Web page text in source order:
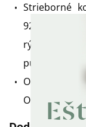
Strieborné
925/1000
rýdzosti,
puncovou
Od návrhu
OLIVIE.